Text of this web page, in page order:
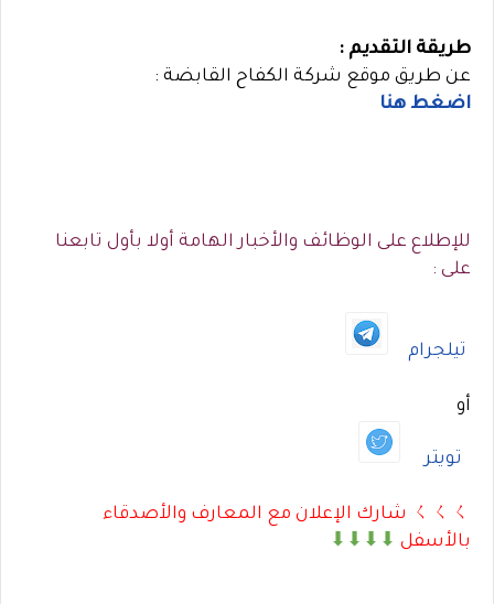
طريقة التقديم :
عن طريق موقع شركة الكفاح القابضة :
اضغط هنا
للإطلاع على الوظائف والأخبار الهامة أولا بأول تابعنا
على :
تيلجرام
أو
تويتر
ㄑㄑㄑ شارك الإعلان مع المعارف والأصدقاء
بالأسفل ⬇⬇⬇⬇